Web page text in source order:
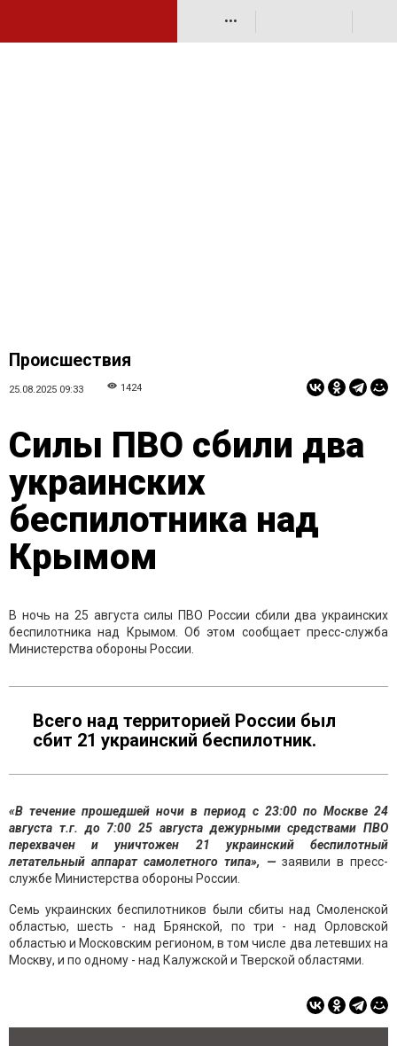
•••
Происшествия
25.08.2025 09:33 1424
Силы ПВО сбили два
украинских
беспилотника над
Крымом
В ночь на 25 августа силы ПВО России сбили два украинских
беспилотника над Крымом. Об этом сообщает пресс-служба
Министерства обороны России.
Всего над территорией России был
сбит 21 украинский беспилотник.
«В течение прошедшей ночи в период с 23:00 по Москве 24
августа т.г. до 7:00 25 августа дежурными средствами ПВО
перехвачен и уничтожен 21 украинский беспилотный
летательный аппарат самолетного типа», — заявили в пресс-
службе Министерства обороны России.
Семь украинских беспилотников были сбиты над Смоленской
областью, шесть - над Брянской, по три - над Орловской
областью и Московским регионом, в том числе два летевших на
Москву, и по одному - над Калужской и Тверской областями.